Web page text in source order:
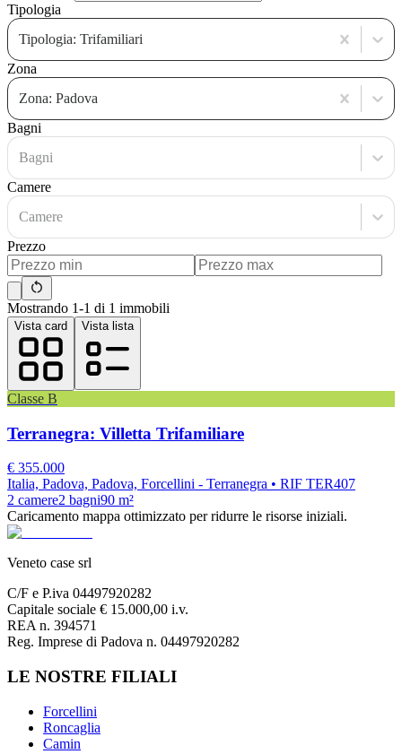
Tipologia
Tipologia: Trifamiliari
Zona
Zona: Padova
Bagni
Bagni
Camere
Camere
Prezzo
Mostrando 1-1 di 1 immobili
Vista card Vista lista
Classe B
Terranegra: Villetta Trifamiliare
€ 355.000
Italia, Padova, Padova, Forcellini - Terranegra • RIF TER407
2 camere2 bagni90 m²
Caricamento mappa ottimizzato per ridurre le risorse iniziali.
Veneto case srl
C/F e P.iva 04497920282
Capitale sociale € 15.000,00 i.v.
REA n. 394571
Reg. Imprese di Padova n. 04497920282
LE NOSTRE FILIALI
Forcellini
Roncaglia
Camin